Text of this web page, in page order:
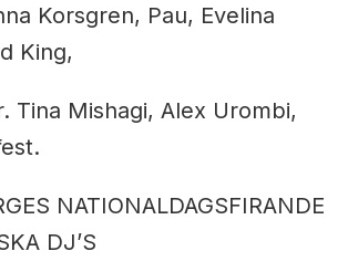
Korsgren, Pau, Evelina
King,
Tina Mishagi, Alex Urombi,
NATIONALDAGSFIRANDE
DJ’S